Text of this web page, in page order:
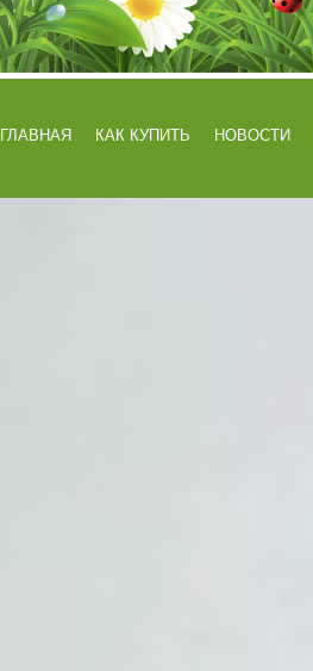
ГЛАВНАЯ КАК КУПИТЬ НОВОСТИ